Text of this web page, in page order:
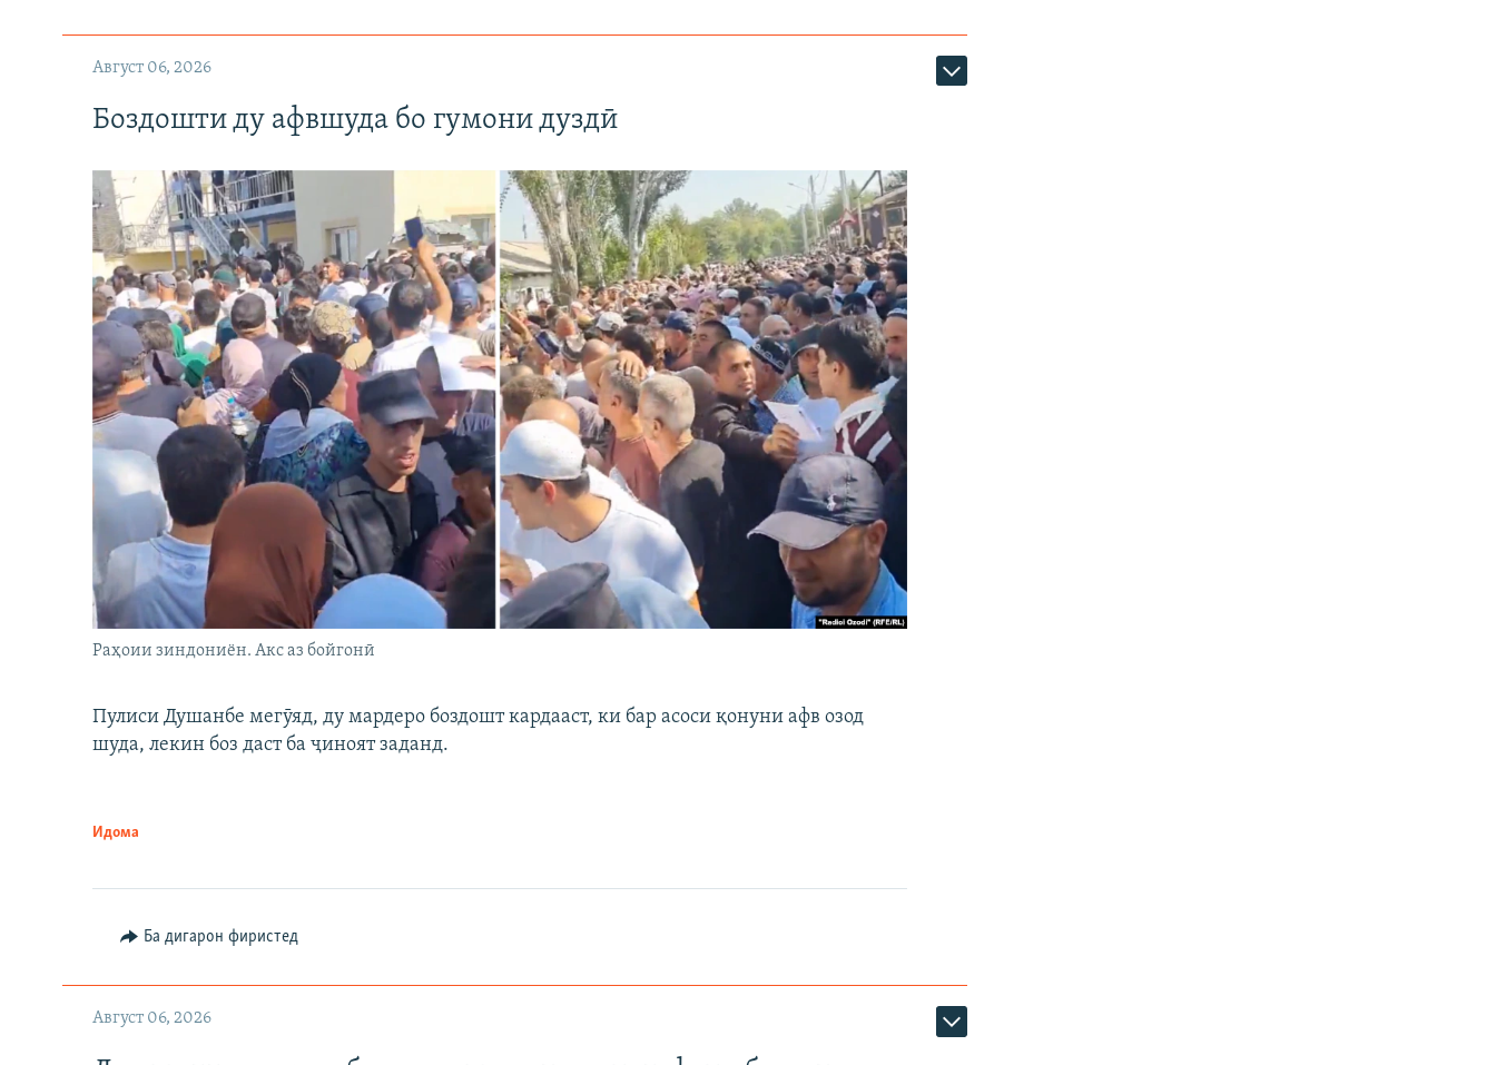
Август 06, 2026
Боздошти ду афвшуда бо гумони дуздӣ
Раҳоии зиндониён. Акс аз бойгонӣ
Пулиси Душанбе мегӯяд, ду мардеро боздошт кардааст, ки бар асоси қонуни афв озод
шуда, лекин боз даст ба ҷиноят заданд.
Идома
Ба дигарон фиристед
Август 06, 2026